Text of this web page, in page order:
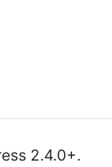
2.4.0+.